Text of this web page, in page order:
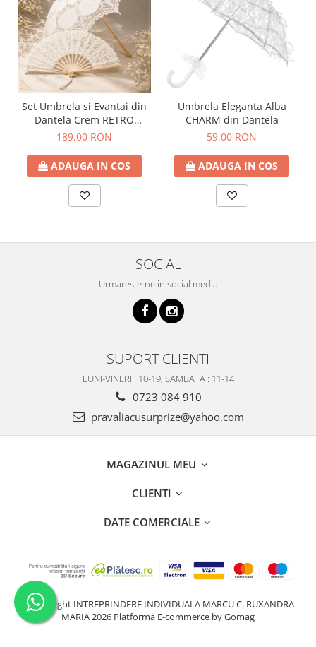
Set Umbrela si Evantai din
Dantela Crem RETRO
ROMANCE
189,00 RON
ADAUGA IN COS
Umbrela Eleganta Alba
CHARM din Dantela
59,00 RON
ADAUGA IN COS
SOCIAL
Urmareste-ne in social media
SUPORT CLIENTI
LUNI-VINERI : 10-19; SAMBATA : 11-14
0723 084 910
pravaliacusurprize@yahoo.com
MAGAZINUL MEU
CLIENTI
DATE COMERCIALE
©Copyright INTREPRINDERE INDIVIDUALA MARCU C. RUXANDRA
MARIA 2026 Platforma E-commerce by Gomag